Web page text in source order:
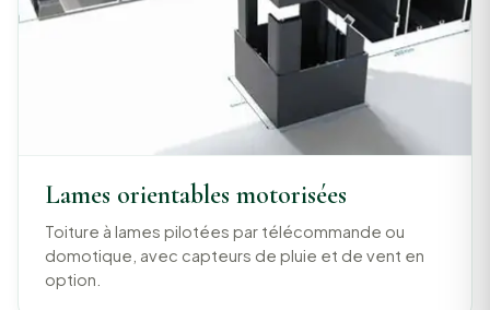
Lames orientables motorisées
Toiture à lames pilotées par télécommande ou
domotique, avec capteurs de pluie et de vent en
option.